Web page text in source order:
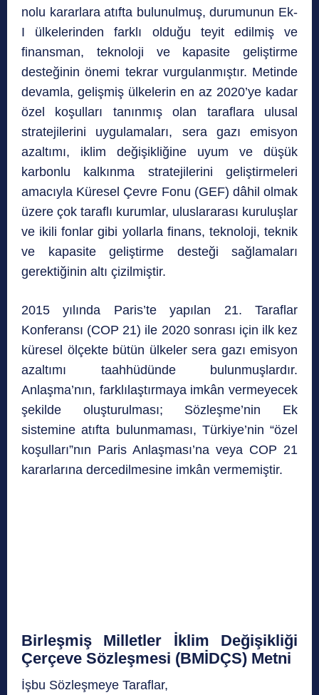
nolu kararlara atıfta bulunulmuş, durumunun Ek-
I ülkelerinden farklı olduğu teyit edilmiş ve
finansman, teknoloji ve kapasite geliştirme
desteğinin önemi tekrar vurgulanmıştır. Metinde
devamla, gelişmiş ülkelerin en az 2020’ye kadar
özel koşulları tanınmış olan taraflara ulusal
stratejilerini uygulamaları, sera gazı emisyon
azaltımı, iklim değişikliğine uyum ve düşük
karbonlu kalkınma stratejilerini geliştirmeleri
amacıyla Küresel Çevre Fonu (GEF) dâhil olmak
üzere çok taraflı kurumlar, uluslararası kuruluşlar
ve ikili fonlar gibi yollarla finans, teknoloji, teknik
ve kapasite geliştirme desteği sağlamaları
gerektiğinin altı çizilmiştir.
2015 yılında Paris’te yapılan 21. Taraflar
Konferansı (COP 21) ile 2020 sonrası için ilk kez
küresel ölçekte bütün ülkeler sera gazı emisyon
azaltımı taahhüdünde bulunmuşlardır.
Anlaşma’nın, farklılaştırmaya imkân vermeyecek
şekilde oluşturulması; Sözleşme’nin Ek
sistemine atıfta bulunmaması, Türkiye’nin “özel
koşulları”nın Paris Anlaşması’na veya COP 21
kararlarına dercedilmesine imkân vermemiştir.
Birleşmiş Milletler İklim Değişikliği
Çerçeve Sözleşmesi (BMİDÇS) Metni
İşbu Sözleşmeye Taraflar,